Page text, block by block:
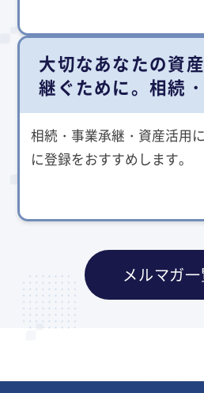
大切なあなたの資
継ぐために。相続
相続・事業承継・資産活用
に登録をおすすめします。
メルマガ一